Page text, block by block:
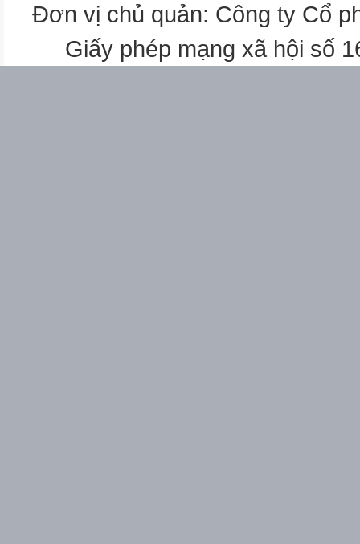
Đơn vị chủ quản: Công ty Cổ
Giấy phép mạng xã hội số